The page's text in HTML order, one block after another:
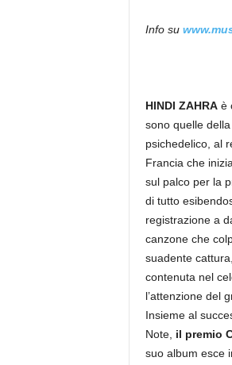
Info su
HINDI ZAHRAè
sono quelle
psichedelico, al
Francia che
sul palco per la
di tutto
registrazione a
canzone che
suadente
contenuta nel
l’attenzione del
Insieme al
Note, il premio
suo album esce